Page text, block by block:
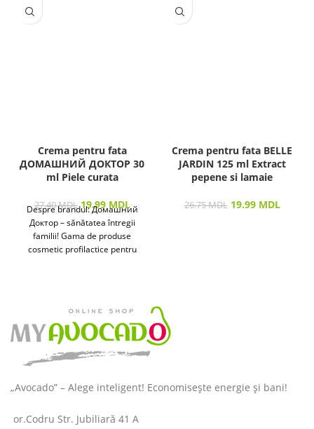
Crema pentru fata
ДОМАШНИЙ ДОКТОР 30
ml Piele curata
27.40MDL 19.99 MDL
Despre brandul: Домашний
Доктор – sănătatea întregii
familii! Gama de produse
cosmetic profilactice pentru
Crema pentru fata BELLE
JARDIN 125 ml Extract
pepene si lamaie
26.75MDL 19.99 MDL
„Avocado” – Alege inteligent! Economisește energie și bani!
or.Codru Str. Jubiliară 41 A